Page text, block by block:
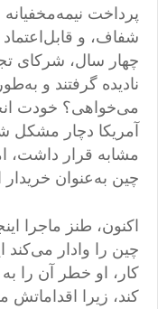
پرداخت
شفاف، و قابل‌اعتماد
چهار سال، شرکای
نادیده گرفتند و
می‌خواهی؟ خودت
آمریکا دچار مشکل
مشابه قرار داشت،
چین به‌عنوان
اکنون، طنز ماجرا
چین را وادار می‌کند
کار، او خطر آن را
کند، زیرا